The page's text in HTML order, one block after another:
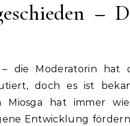
–
– die Moderatorin hat
doch es ist
Miosga hat immer
Entwicklung